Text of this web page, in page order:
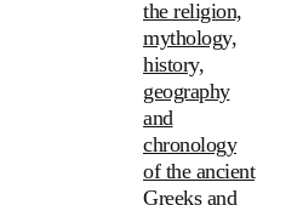
the religion,
mythology,
history,
geography
and
chronology
of the ancient
Greeks and